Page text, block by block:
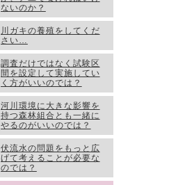
ないのか？
川ガキの養殖をしてくだ
さい…
調査だけではなく試験区
間を設定して実施してい
く方がいいのでは？
河川環境に大きな影響を
持つ森林組合とも一緒に
やるのがいいのでは？
伏流水の問題をもっと広
げて考えることが必要な
のでは？